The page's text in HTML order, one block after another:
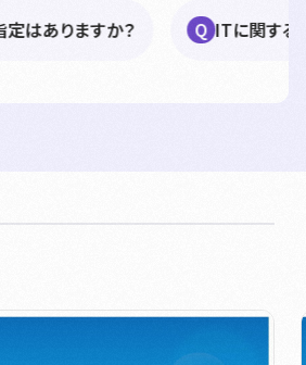
ますか？ ITに関する知識や